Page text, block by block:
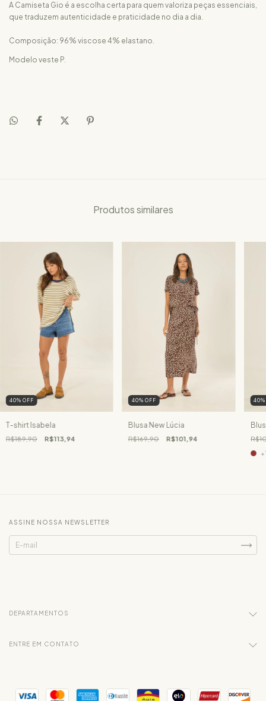
A Camiseta Gio é a escolha certa para quem valoriza peças essenciais,
que traduzem autenticidade e praticidade no dia a dia.
Composição: 96% viscose 4% elastano.
Modelo veste P.
Produtos similares
40% OFF
T-shirt Isabela
R$189,90 R$113,94
40% OFF
Blusa New Lúcia
R$169,90 R$101,94
40
ASSINE NOSSA NEWSLETTER
DEPARTAMENTOS
ENTRE EM CONTATO